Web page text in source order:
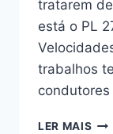
tratarem
está o PL
trabalhos
LER MAIS